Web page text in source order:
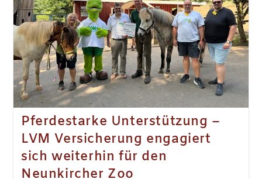
Pferdestarke Unterstützung –
LVM Versicherung engagiert
sich weiterhin für den
Neunkircher Zoo